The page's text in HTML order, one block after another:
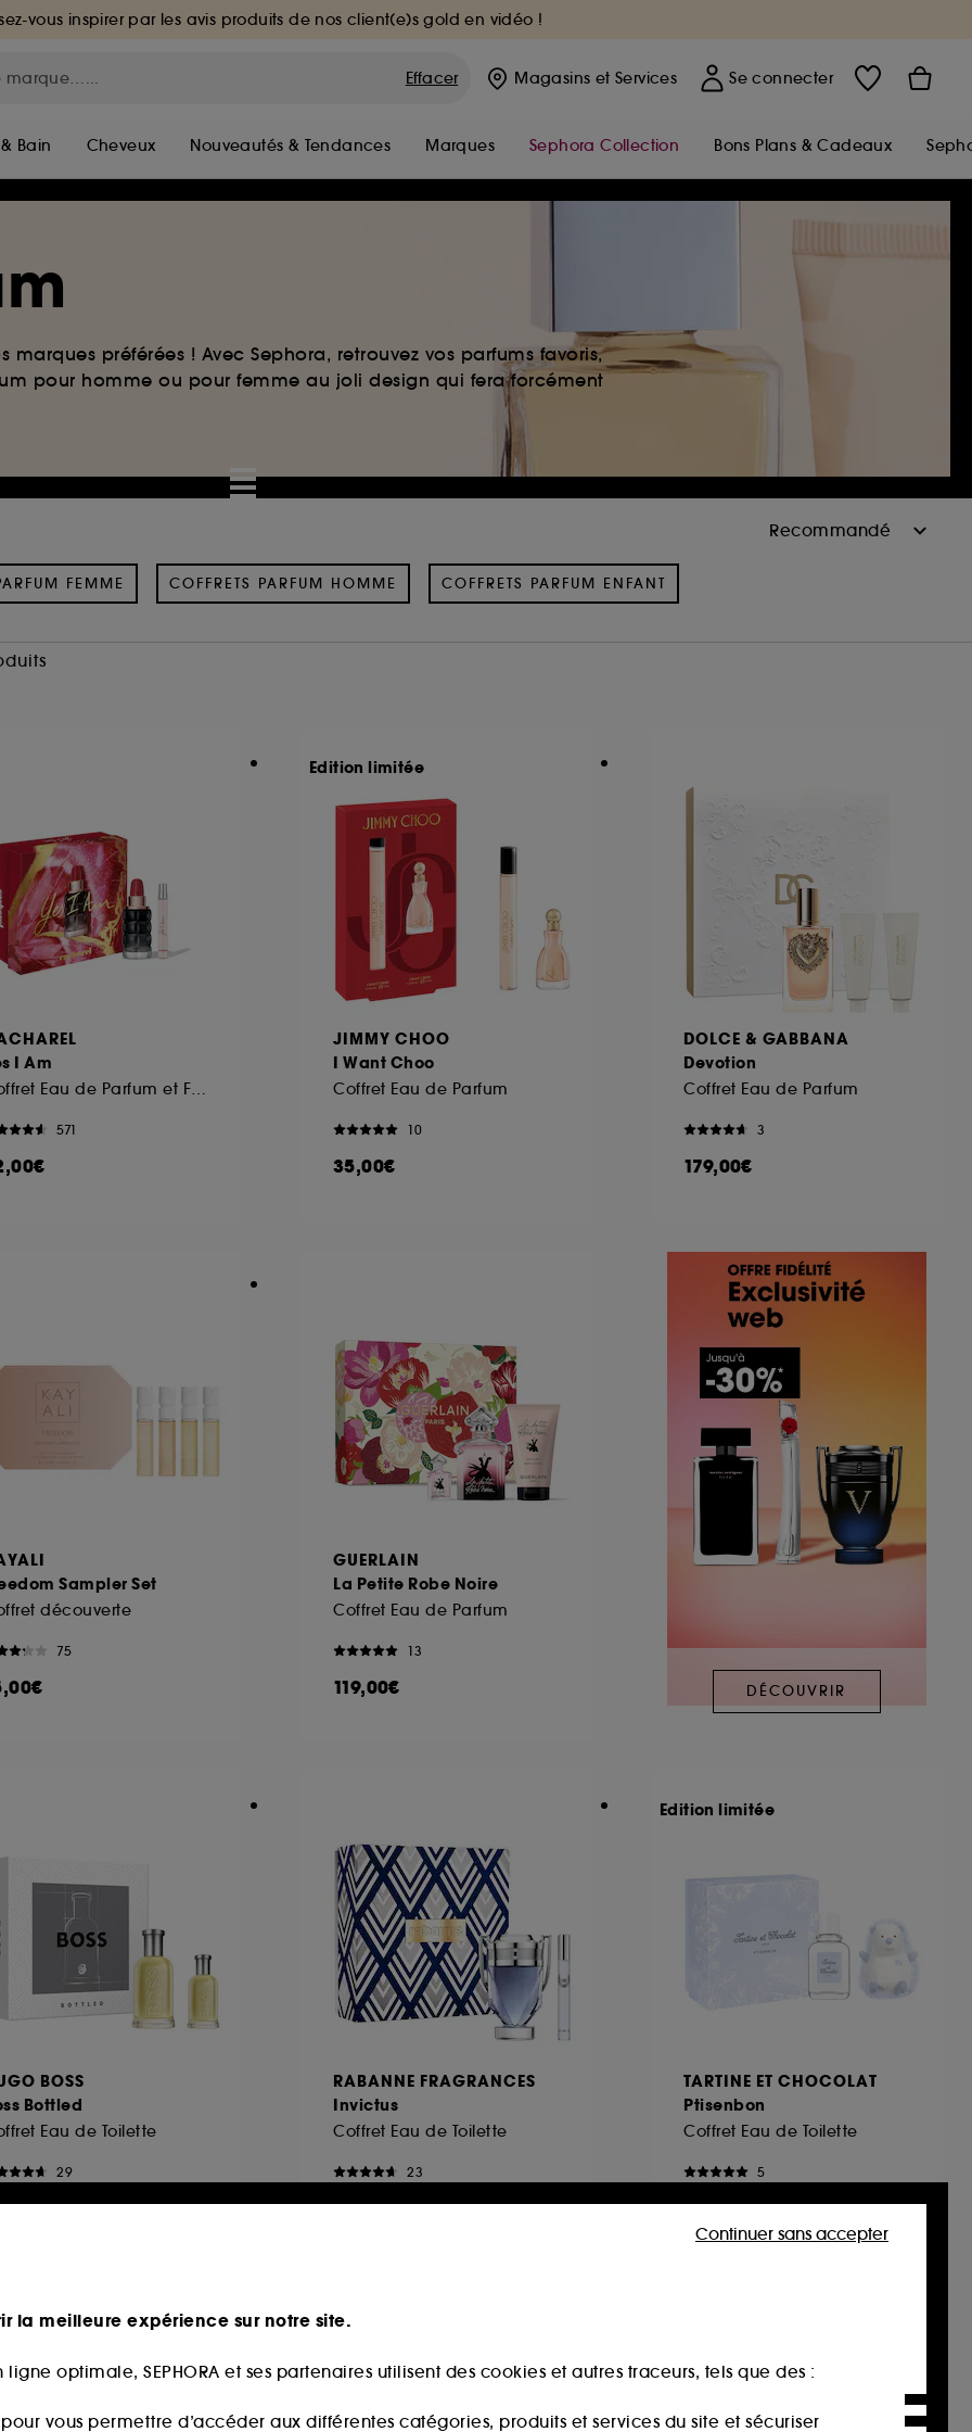
vous inspirer par les avis produits de nos client(e)s gold en vidéo !
Effacer Magasins et Services Se connecter
Bain Cheveux Nouveautés & Tendances Marques Sephora Collection Bons Plans & Cadeaux
préférées ! Avec Sephora, retrouvez vos parfums favoris,
pour homme ou pour femme au joli design qui fera forcément
FEMME COFFRETS PARFUM HOMME COFFRETS PARFUM ENFANT
I Am
571
JIMMY CHOO
I Want Choo
Coffret Eau de Parfum
10
35,00€
Edition limitée
DOLCE & GABBANA
Devotion
Coffret Eau de Parfum
3
179,00€
Sampler Set
découverte
75
GUERLAIN
La Petite Robe Noire
Coffret Eau de Parfum
13
119,00€ DÉCOUVRIR
BOSS
Bottled
Eau de Toilette
29
RABANNE FRAGRANCES
Invictus
Coffret Eau de Toilette
23
112,00€
TARTINE ET CHOCOLAT
Ptisenbon
Coffret Eau de Toilette
5
79,00€
Edition limitée
la meilleure expérience sur notre site.
optimale, SEPHORA et ses partenaires utilisent des cookies et autres traceurs, tels que des :
pour vous permettre d’accéder aux différentes catégories, produits et services du site et sécuriser
Continuer sans accepter